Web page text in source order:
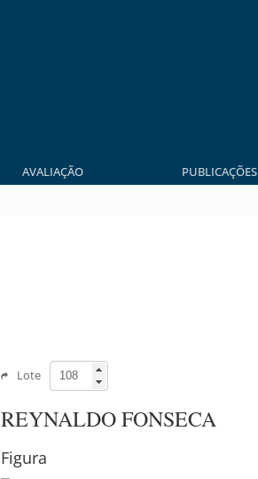
AVALIAÇÃO PUBLICAÇÕES
Lote
REYNALDO FONSECA
Figura